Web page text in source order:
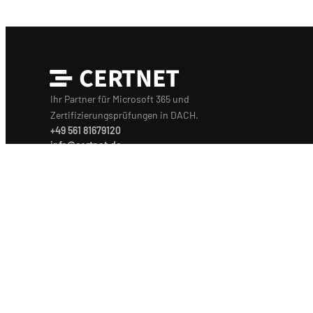
CERTNET
Ihr Partner für Microsoft 365 und
Zertifizierungsprüfungen in DACH.
+49 561 81679120
info@certnet.de